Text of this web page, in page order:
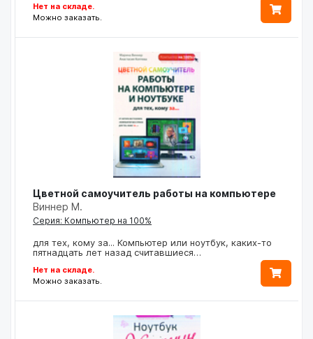
Нет на складе.
Можно заказать.
Цветной самоучитель работы на компьютере
Виннер М.
Серия: Компьютер на 100%
для тех, кому за... Компьютер или ноутбук, каких-то
пятнадцать лет назад считавшиеся…
Нет на складе.
Можно заказать.